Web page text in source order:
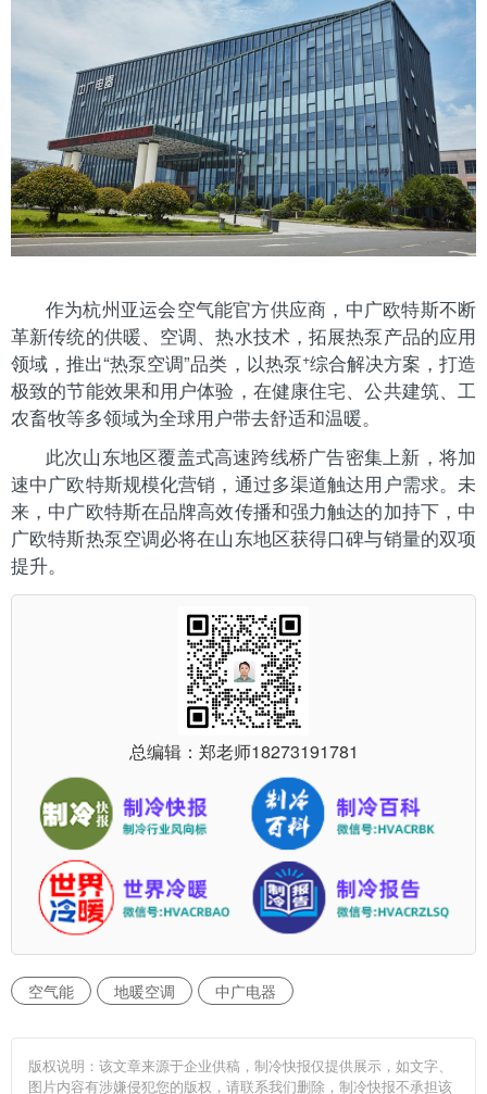
作为杭州亚运会空气能官方供应商，中广欧特斯不断
革新传统的供暖、空调、热水技术，拓展热泵产品的应用
领域，推出“热泵空调”品类，以热泵+综合解决方案，打造
极致的节能效果和用户体验，在健康住宅、公共建筑、工
农畜牧等多领域为全球用户带去舒适和温暖。
此次山东地区覆盖式高速跨线桥广告密集上新，将加
速中广欧特斯规模化营销，通过多渠道触达用户需求。未
来，中广欧特斯在品牌高效传播和强力触达的加持下，中
广欧特斯热泵空调必将在山东地区获得口碑与销量的双项
提升。
总编辑：郑老师18273191781
空气能 地暖空调 中广电器
版权说明：该文章来源于企业供稿，制冷快报仅提供展示，如文字、
图片内容有涉嫌侵犯您的版权，请联系我们删除，制冷快报不承担该